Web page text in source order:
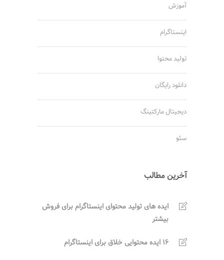
آموزش
اینستاگرام
تولید محتوا
دانلود رایگان
دیجیتال مارکتینگ
سئو
آخرین مطالب
ایده های تولید محتوای اینستاگرام برای فروش
بیشتر
16 ایده محتوایی خلاق برای اینستاگرام